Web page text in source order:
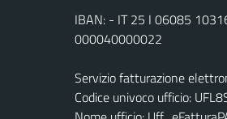
IBAN: - IT 25 I 06085
000040000022
Servizio fatturazione
Codice univoco ufficio: